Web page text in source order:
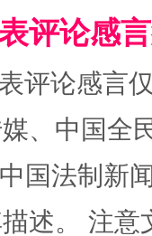
规模
评论感
评论感言
、中国全
国法制新
述。 注